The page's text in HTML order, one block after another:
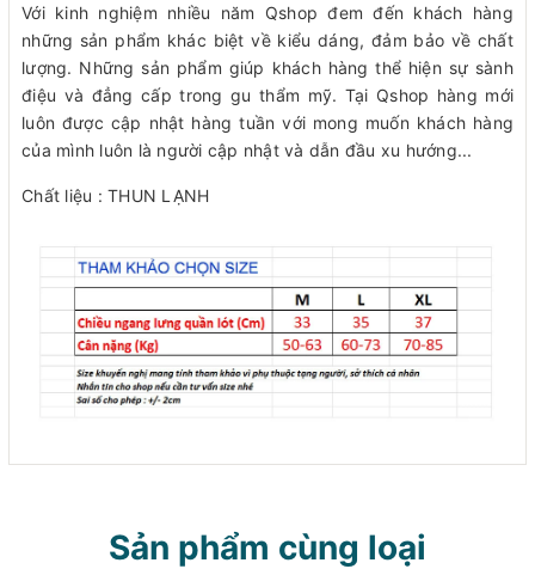
Với kinh nghiệm nhiều năm Qshop đem đến khách hàng
những sản phẩm khác biệt về kiểu dáng, đảm bảo về chất
lượng. Những sản phẩm giúp khách hàng thể hiện sự sành
điệu và đẳng cấp trong gu thẩm mỹ. Tại Qshop hàng mới
luôn được cập nhật hàng tuần với mong muốn khách hàng
của mình luôn là người cập nhật và dẫn đầu xu hướng...
Chất liệu : THUN LẠNH
Sản phẩm cùng loại